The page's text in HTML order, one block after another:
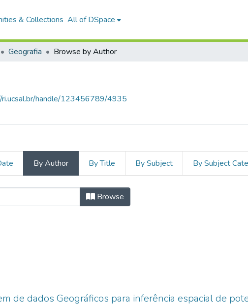
& Collections All of DSpace
Geografia Browse by Author
handle/123456789/4935
By Author By Title By Subject By Subject
by Author "Almeida, Rogério
Browse
de dados Geográficos para inferência espacial de